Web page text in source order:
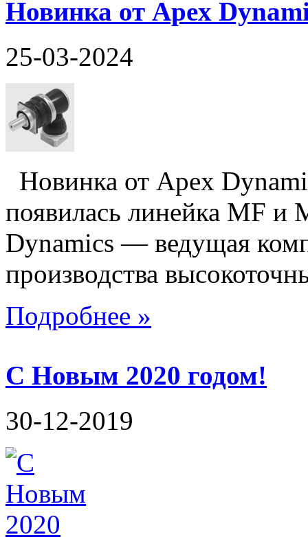
Новинка от Apex
25-03-2024
Новинка от Apex
появилась линейка MF
Dynamics — ведущая
производства
Подробнее »
С Новым 2020 годом!
30-12-2019